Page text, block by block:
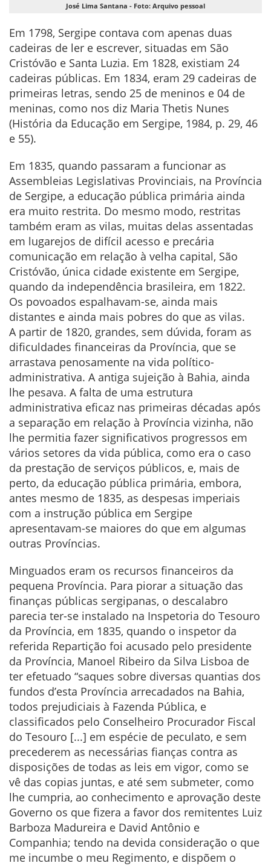
José Lima Santana - Foto: Arquivo pessoal
Em 1798, Sergipe contava com apenas duas
cadeiras de ler e escrever, situadas em São
Cristóvão e Santa Luzia. Em 1828, existiam 24
cadeiras públicas. Em 1834, eram 29 cadeiras de
primeiras letras, sendo 25 de meninos e 04 de
meninas, como nos diz Maria Thetis Nunes
(História da Educação em Sergipe, 1984, p. 29, 46
e 55).
Em 1835, quando passaram a funcionar as
Assembleias Legislativas Provinciais, na Província
de Sergipe, a educação pública primária ainda
era muito restrita. Do mesmo modo, restritas
também eram as vilas, muitas delas assentadas
em lugarejos de difícil acesso e precária
comunicação em relação à velha capital, São
Cristóvão, única cidade existente em Sergipe,
quando da independência brasileira, em 1822.
Os povoados espalhavam-se, ainda mais
distantes e ainda mais pobres do que as vilas.
A partir de 1820, grandes, sem dúvida, foram as
dificuldades financeiras da Província, que se
arrastava penosamente na vida político-
administrativa. A antiga sujeição à Bahia, ainda
lhe pesava. A falta de uma estrutura
administrativa eficaz nas primeiras décadas após
a separação em relação à Província vizinha, não
lhe permitia fazer significativos progressos em
vários setores da vida pública, como era o caso
da prestação de serviços públicos, e, mais de
perto, da educação pública primária, embora,
antes mesmo de 1835, as despesas imperiais
com a instrução pública em Sergipe
apresentavam-se maiores do que em algumas
outras Províncias.
Minguados eram os recursos financeiros da
pequena Província. Para piorar a situação das
finanças públicas sergipanas, o descalabro
parecia ter-se instalado na Inspetoria do Tesouro
da Província, em 1835, quando o inspetor da
referida Repartição foi acusado pelo presidente
da Província, Manoel Ribeiro da Silva Lisboa de
ter efetuado “saques sobre diversas quantias dos
fundos d’esta Província arrecadados na Bahia,
todos prejudiciais à Fazenda Pública, e
classificados pelo Conselheiro Procurador Fiscal
do Tesouro [...] em espécie de peculato, e sem
precederem as necessárias fianças contra as
disposições de todas as leis em vigor, como se
vê das copias juntas, e até sem submeter, como
lhe cumpria, ao conhecimento e aprovação deste
Governo os que fizera a favor dos remitentes Luiz
Barboza Madureira e David Antônio e
Companhia; tendo na devida consideração o que
me incumbe o meu Regimento, e dispõem o